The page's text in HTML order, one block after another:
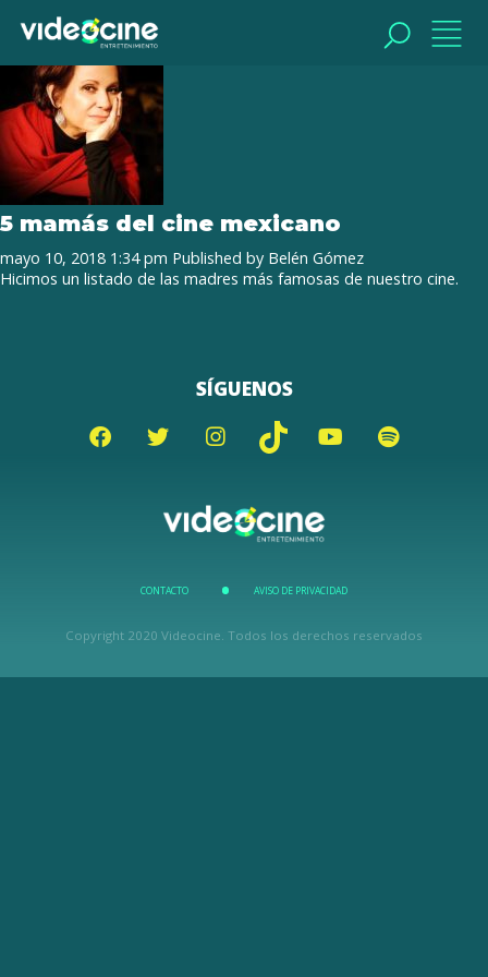
Tag Archive: Lisa Owen
5 mamás del cine mexicano
mayo 10, 2018 1:34 pm Published by Belén Gómez
Hicimos un listado de las madres más famosas de nuestro cine.
SÍGUENOS
CONTACTO AVISO DE PRIVACIDAD
Copyright 2020 Videocine. Todos los derechos reservados